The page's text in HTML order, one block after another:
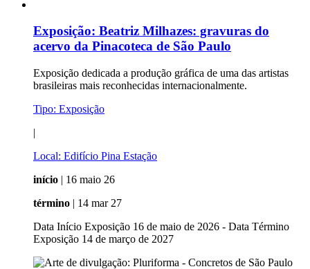
Exposição: Beatriz Milhazes: gravuras do
acervo da Pinacoteca de São Paulo
Exposição dedicada a produção gráfica de uma das artistas
brasileiras mais reconhecidas internacionalmente.
Tipo: Exposição
|
Local: Edifício Pina Estação
início | 16 maio 26
término | 14 mar 27
Data Início Exposição 16 de maio de 2026 - Data Término
Exposição 14 de março de 2027